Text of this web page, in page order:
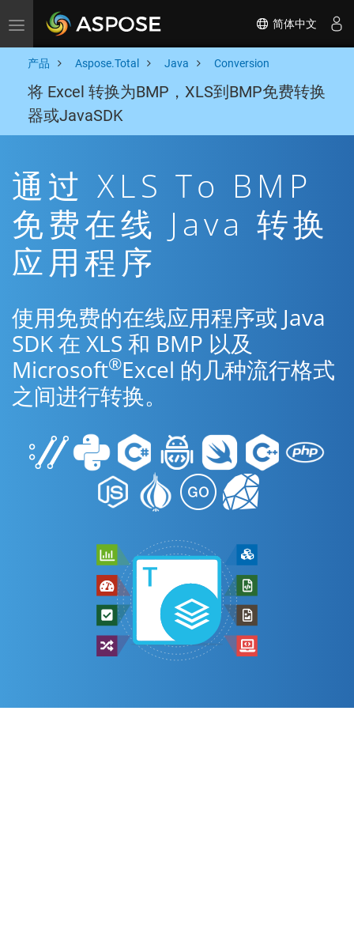
Toggle navigation 简体中文
产品 Aspose.Total Java Conversion
将 Excel 转换为BMP，XLS到BMP免费转换
器或JavaSDK
通过 XLS To BMP
免费在线 Java 转换
应用程序
使用免费的在线应用程序或 Java
SDK 在 XLS 和 BMP 以及
Microsoft®Excel 的几种流行格式
之间进行转换。